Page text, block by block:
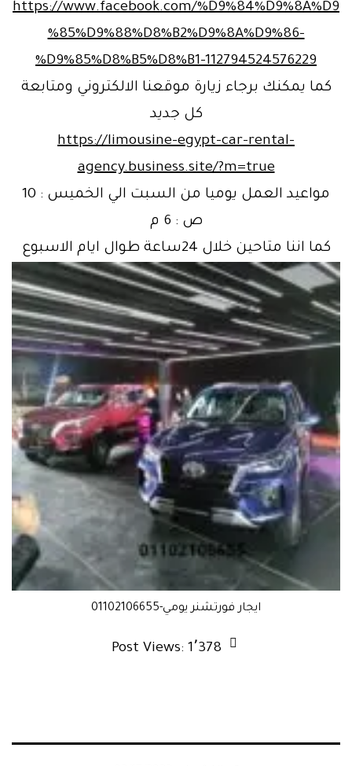
https://www.facebook.com/%D9%84%D9%8A%D9
%85%D9%88%D8%B2%D9%8A%D9%86-
%D9%85%D8%B5%D8%B1-112794524576229
كما يمكنك برجاء زيارة موقعنا الالكتروني ومتابعة
كل جديد
https://limousine-egypt-car-rental-
agency.business.site/?m=true
مواعيد العمل يوميا من السبت الي الخميس : 10
ص : 6 م
كما اننا متاحين خلال 24ساعة طوال ايام الاسبوع
ايجار فورتشنر يومي-01102106655
Post Views: 1٬378